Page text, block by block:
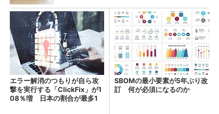
エラー解消のつもりが自ら攻
撃を実行する「ClickFix」が1
08％増 日本の割合が最多1
SBOMの最小要素が5年ぶり改
訂 何が必須になるのか